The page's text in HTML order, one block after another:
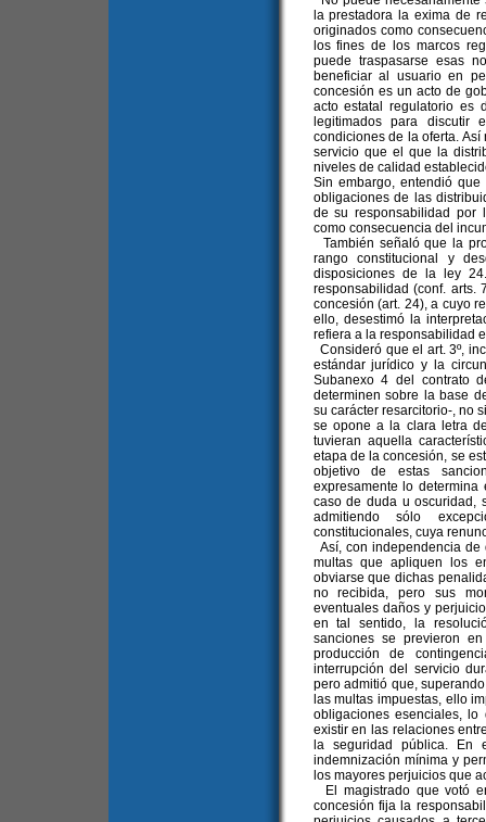
la prestadora la exima de
originados como
los fines de los marcos
puede traspasarse esas
beneficiar al usuario en
concesión es un acto de
acto estatal regulatorio es
legitimados para discutir
condiciones de la oferta.
servicio que el que la
niveles de calidad
Sin embargo, entendió
obligaciones de las
de su responsabilidad por
como consecuencia del
También señaló que la
rango constitucional y
disposiciones de la ley
responsabilidad (conf. arts.
concesión (art. 24), a cuyo
ello, desestimó la
refiera a la responsabilidad
Consideró que el art. 3º,
estándar jurídico y la
Subanexo 4 del contrato
determinen sobre la base
su carácter resarcitorio-, no
se opone a la clara letra
tuvieran aquella
etapa de la concesión, se
objetivo de estas
expresamente lo
caso de duda u oscuridad,
admitiendo sólo
constitucionales, cuya
Así, con independencia
multas que apliquen los
obviarse que dichas
no recibida, pero sus
eventuales daños y
en tal sentido, la
sanciones se previeron
producción de
interrupción del servicio
pero admitió que,
las multas impuestas, ello
obligaciones esenciales,
existir en las relaciones
la seguridad pública. En
indemnización mínima y
los mayores perjuicios que
El magistrado que votó
concesión fija la